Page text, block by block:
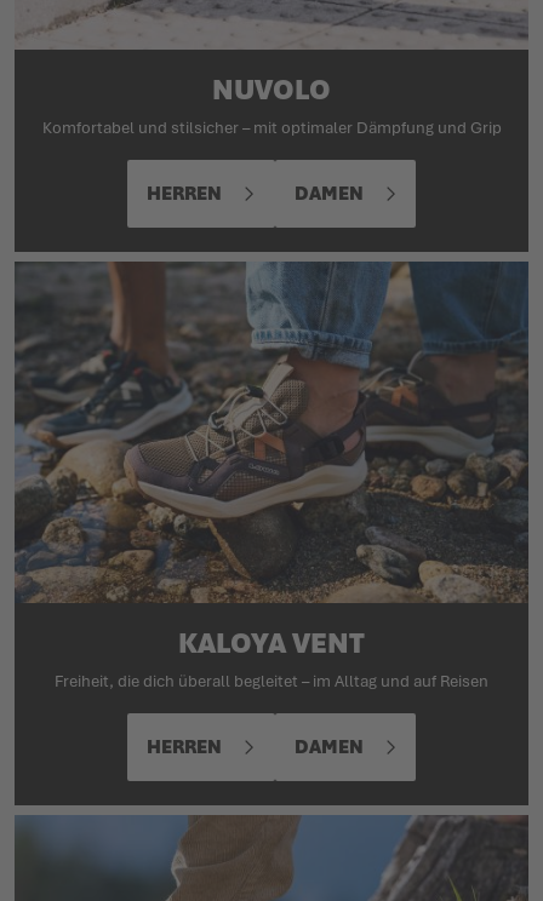
NUVOLO
Komfortabel und stilsicher – mit optimaler Dämpfung und Grip
HERREN DAMEN
KALOYA VENT
Freiheit, die dich überall begleitet – im Alltag und auf Reisen
HERREN DAMEN